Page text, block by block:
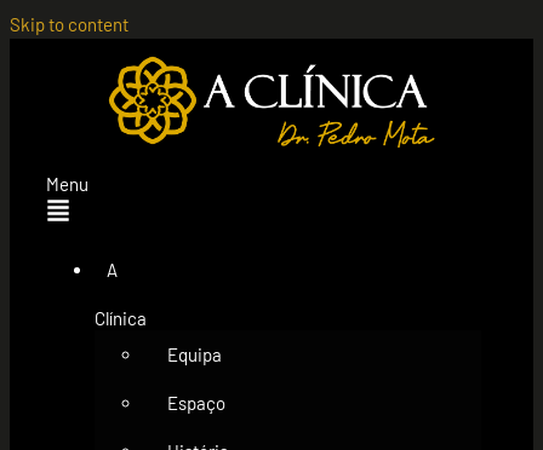
Skip to content
Menu
A
Clínica
Equipa
Espaço